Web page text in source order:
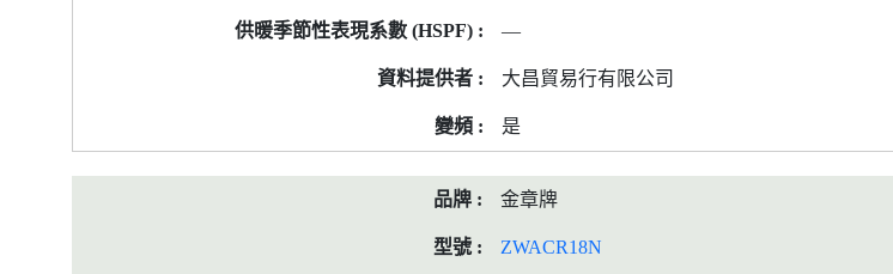
—
大昌貿易行有限公司
是
金章牌
ZWACR18N